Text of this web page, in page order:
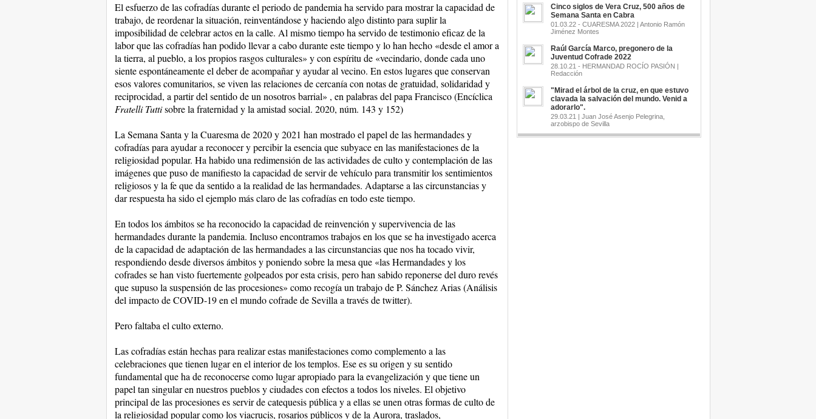
El esfuerzo de las cofradías durante el periodo de pandemia ha servido para mostrar la capacidad de
trabajo, de reordenar la situación, reinventándose y haciendo algo distinto para suplir la
imposibilidad de celebrar actos en la calle. Al mismo tiempo ha servido de testimonio eficaz de la
labor que las cofradías han podido llevar a cabo durante este tiempo y lo han hecho «desde el amor a
la tierra, al pueblo, a los propios rasgos culturales» y con espíritu de «vecindario, donde cada uno
siente espontáneamente el deber de acompañar y ayudar al vecino. En estos lugares que conservan
esos valores comunitarios, se viven las relaciones de cercanía con notas de gratuidad, solidaridad y
reciprocidad, a partir del sentido de un nosotros barrial» , en palabras del papa Francisco (Encíclica
Fratelli Tuttisobre la fraternidad y la amistad social. 2020, núm. 143 y 152)
La Semana Santa y la Cuaresma de 2020 y 2021 han mostrado el papel de las hermandades y
cofradías para ayudar a reconocer y percibir la esencia que subyace en las manifestaciones de la
religiosidad popular. Ha habido una redimensión de las actividades de culto y contemplación de las
imágenes que puso de manifiesto la capacidad de servir de vehículo para transmitir los sentimientos
religiosos y la fe que da sentido a la realidad de las hermandades. Adaptarse a las circunstancias y
dar respuesta ha sido el ejemplo más claro de las cofradías en todo este tiempo.
En todos los ámbitos se ha reconocido la capacidad de reinvención y supervivencia de las
hermandades durante la pandemia. Incluso encontramos trabajos en los que se ha investigado acerca
de la capacidad de adaptación de las hermandades a las circunstancias que nos ha tocado vivir,
respondiendo desde diversos ámbitos y poniendo sobre la mesa que «las Hermandades y los
cofrades se han visto fuertemente golpeados por esta crisis, pero han sabido reponerse del duro revés
que supuso la suspensión de las procesiones» como recogía un trabajo de P. Sánchez Arias (Análisis
del impacto de COVID-19 en el mundo cofrade de Sevilla a través de twitter).
Pero faltaba el culto externo.
Las cofradías están hechas para realizar estas manifestaciones como complemento a las
celebraciones que tienen lugar en el interior de los templos. Ese es su origen y su sentido
fundamental que ha de reconocerse como lugar apropiado para la evangelización y que tiene un
papel tan singular en nuestros pueblos y ciudades con efectos a todos los niveles. El objetivo
principal de las procesiones es servir de catequesis pública y a ellas se unen otras formas de culto de
la religiosidad popular como los viacrucis, rosarios públicos y de la Aurora, traslados,
Cinco siglos de Vera Cruz, 500 años de
Semana Santa en Cabra
01.03.22 - CUARESMA 2022 | Antonio Ramón
Jiménez Montes
Raúl García Marco, pregonero de la
Juventud Cofrade 2022
28.10.21 - HERMANDAD ROCÍO PASIÓN |
Redacción
"Mirad el árbol de la cruz, en que estuvo
clavada la salvación del mundo. Venid a
adorarlo".
29.03.21 | Juan José Asenjo Pelegrina,
arzobispo de Sevilla